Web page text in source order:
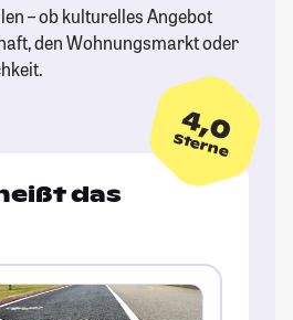
– ob kulturelles Angebot
den Wohnungsmarkt oder
4,0
Sterne
das